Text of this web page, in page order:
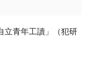
立青年工讀」（犯研